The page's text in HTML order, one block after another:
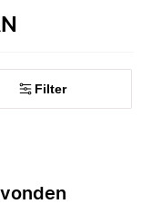
Filter